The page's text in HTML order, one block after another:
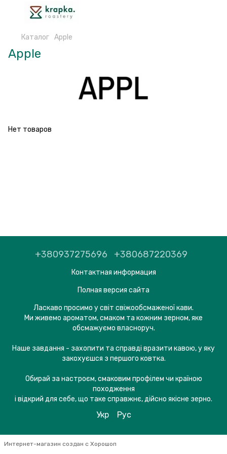
Каталог Apple
Apple
Нет товаров
+380937275696 +380687220369
Контактная информация
Полная версия сайта
Ласкаво просимо у світ свіжообсмаженої кави.
Ми живемо ароматом, смаком та кожним зерном, яке
обсмажуємо власноруч.
Наше завдання - захопити та справді вразити кавою, у яку
закохуєшся з першого ковтка.
Обирай за настроєм, смаковим профілем чи країною
походження
і відкрий для себе, що таке справжнє, дійсно якісне зерно.
Укр Рус
Интернет-магазин создан с Хорошоп